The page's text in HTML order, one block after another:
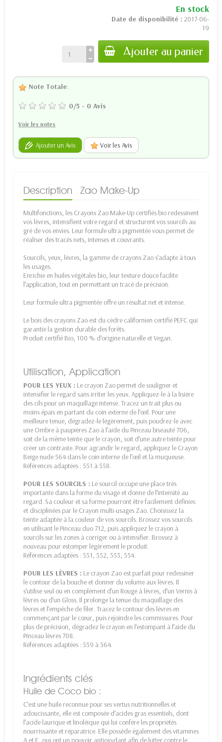
En stock
Date de disponibilité : 2017-06-
19
Ajouter au panier
Note Totale:
0/5 - 0 Avis
Voir les notes
Ajouter un Avis Voir les Avis
Description Zao Make-Up
Multifonctions, les Crayons Zao Make-Up certifiés bio redessinent
vos lèvres, intensifient votre regard et structurent vos sourcils au
gré de vos envies. Leur formule ultra pigmentée vous permet de
réaliser des tracés nets, intenses et couvrants.
Sourcils, yeux, lèvres, la gamme de crayons Zao s’adapte à tous
les usages.
Enrichie en huiles végétales bio, leur texture douce facilite
l’application, tout en permettant un tracé de précision.
Leur formule ultra pigmentée offre un résultat net et intense.
Le bois des crayons Zao est du cèdre californien certifié PEFC qui
garantie la gestion durable des forêts.
Produit certifié Bio, 100 % d’origine naturelle et Vegan.
Utilisation, Application
POUR LES YEUX : Le crayon Zao permet de souligner et
intensifier le regard sans irriter les yeux. Appliquez-le à la lisière
des cils pour un maquillage intense. Tracez un trait plus ou
moins épais en partant du coin externe de l’œil. Pour une
meilleure tenue, dégradez-le légèrement, puis poudrez-le avec
une Ombre à paupières Zao à l’aide du Pinceau biseauté 706,
soit de la même teinte que le crayon, soit d’une autre teinte pour
créer un contraste. Pour agrandir le regard, appliquez le Crayon
Beige nude 564 dans le coin interne de l’œil et la muqueuse.
Références adaptées : 551 à 558.
POUR LES SOURCILS : Le sourcil occupe une place très
importante dans la forme du visage et donne de l’intensité au
regard. Sa couleur et sa forme pourront être facilement définies
et disciplinées par le Crayon multi-usages Zao. Choisissez la
teinte adaptée à la couleur de vos sourcils. Brossez vos sourcils
en utilisant le Pinceau duo 712, puis appliquez le crayon à
sourcils sur les zones à corriger ou à intensifier. Brossez à
nouveau pour estomper légèrement le produit.
Références adaptées : 551, 552, 553, 554.
POUR LES LÈVRES : Le crayon Zao est parfait pour redessiner
le contour de la bouche et donner du volume aux lèvres. Il
s’utilise seul ou en complément d’un Rouge à lèvres, d’un Vernis à
lèvres ou d’un Gloss. Il prolonge la tenue du maquillage des
lèvres et l’empêche de filer. Tracez le contour des lèvres en
commençant par le cœur, puis rejoindre les commissures. Pour
plus de précision, dégradez le crayon en l’estompant à l’aide du
Pinceau lèvres 708.
Références adaptées : 559 à 564.
Ingrédients clés
Huile de Coco bio :
C’est une huile reconnue pour ses vertus nutritionnelles et
adoucissante, elle est composée d’acides gras essentiels, dont
l’acide laurique et linoléique qui lui confère les propriétés
nourrissante et réparatrice. Elle possède également des vitamines